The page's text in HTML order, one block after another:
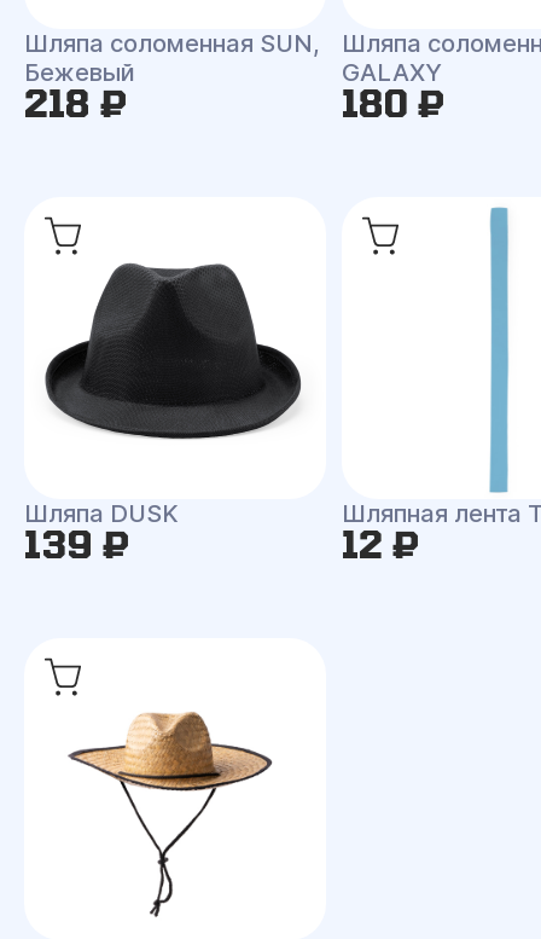
Шляпа соломенная SUN,
Бежевый
218 ₽
Шляпа
GALAXY
180 ₽
Шляпа DUSK
139 ₽
Шляпная лента
12 ₽